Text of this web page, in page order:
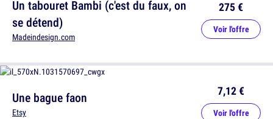
Une bague faon
Etsy
7,12 €
Voir l'offre
Un tabouret Bambi (c'est du faux, on
se détend)
Madeindesign.com
275 €
Voir l'offre